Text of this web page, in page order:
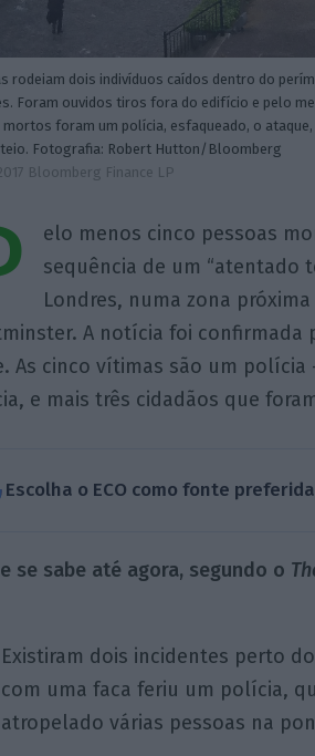
rodeiam dois indivíduos caídos dentro do
Foram ouvidos tiros fora do edifício e pelo
mortos foram um polícia, esfaqueado, o
Fotografia: Robert Hutton/Bloomberg
Bloomberg Finance LP
elo menos cinco pessoas
sequência de um “atentado
Londres, numa zona
A notícia foi confirmada
As cinco vítimas são um
e mais três cidadãos que
Escolha o ECO como fonte
se sabe até agora, segundo o
Existiram dois incidentes perto
com uma faca feriu um polícia,
atropelado várias pessoas na